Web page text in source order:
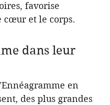
favorise
cœur et le corps.
dans leur
en
des plus grandes